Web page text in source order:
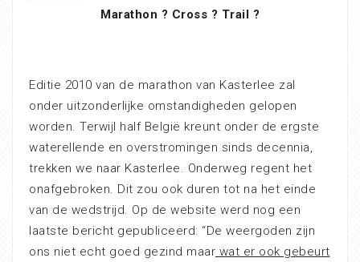
Marathon ? Cross ? Trail ?
Editie 2010 van de marathon van Kasterlee zal
onder uitzonderlijke omstandigheden gelopen
worden. Terwijl half België kreunt onder de ergste
waterellende en overstromingen sinds decennia,
trekken we naar Kasterlee. Onderweg regent het
onafgebroken. Dit zou ook duren tot na het einde
van de wedstrijd. Op de website werd nog een
laatste bericht gepubliceerd: “De weergoden zijn
ons niet echt goed gezind maar wat er ook gebeurt